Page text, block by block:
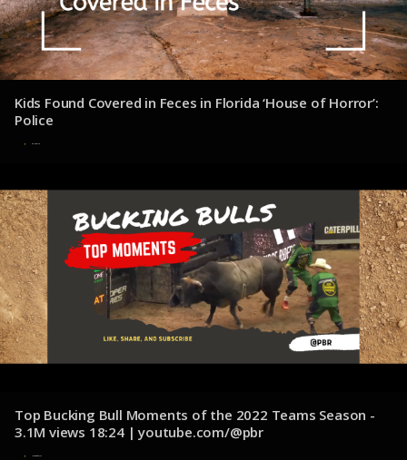
Kids Found Covered in Feces in Florida ‘House of Horror’:
Police
Top Bucking Bull Moments of the 2022 Teams Season -
3.1M views 18:24 | youtube.com/@pbr